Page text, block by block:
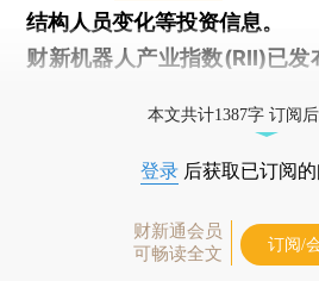
结构人员变化等投资信息。
财新机器人产业指数(RII)已发
本文共计1387字 订阅
登录 后获取已订阅
财新通会员
可畅读全文
订阅/